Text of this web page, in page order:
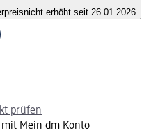
nicht erhöht seit 26.01.2026
prüfen
mit Mein dm Konto